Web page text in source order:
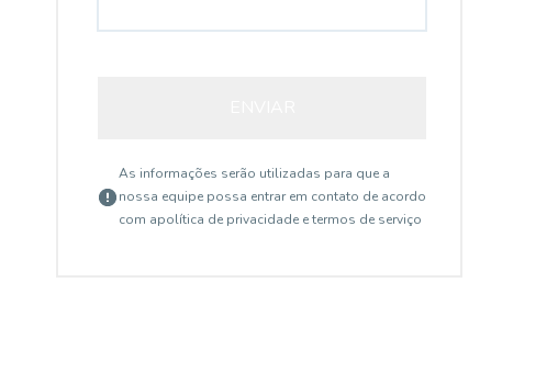
As informações serão utilizadas para que a
nossa equipe possa entrar em contato de acordo
com apolítica de privacidade e termos de serviço